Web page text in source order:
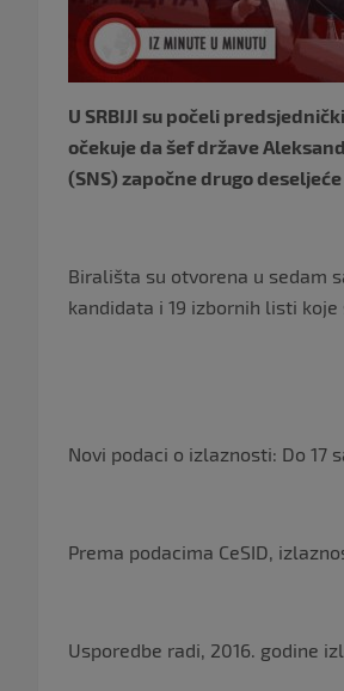
U SRBIJI su počeli
očekuje da šef države
(SNS) započne drugo
Birališta su otvorena u sedam
kandidata i 19 izbornih listi
Novi podaci o izlaznosti: Do 17
Prema podacima CeSID,
Usporedbe radi, 2016. godine